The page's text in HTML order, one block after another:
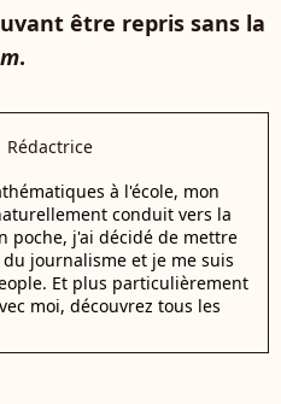
être repris sans la
.
Rédactrice
à l'école, mon
conduit vers la
poche, j'ai décidé de mettre
journalisme et je me suis
Et plus particulièrement
moi, découvrez tous les